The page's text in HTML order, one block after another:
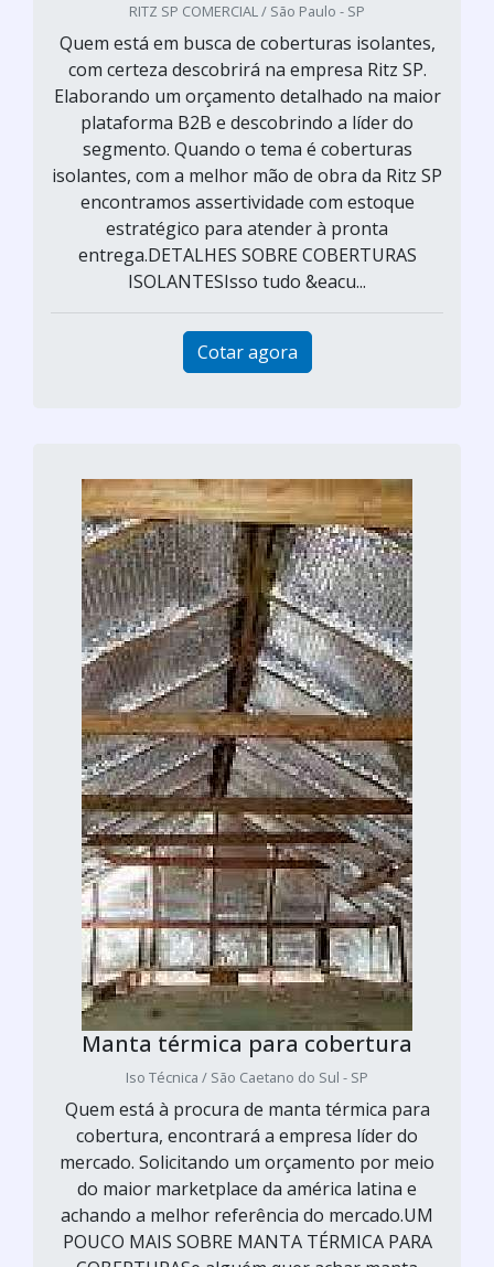
RITZ SP COMERCIAL / São Paulo - SP
Quem está em busca de coberturas isolantes,
com certeza descobrirá na empresa Ritz SP.
Elaborando um orçamento detalhado na maior
plataforma B2B e descobrindo a líder do
segmento. Quando o tema é coberturas
isolantes, com a melhor mão de obra da Ritz SP
encontramos assertividade com estoque
estratégico para atender à pronta
entrega.DETALHES SOBRE COBERTURAS
ISOLANTESIsso tudo &eacu...
Cotar agora
Manta térmica para cobertura
Iso Técnica / São Caetano do Sul - SP
Quem está à procura de manta térmica para
cobertura, encontrará a empresa líder do
mercado. Solicitando um orçamento por meio
do maior marketplace da américa latina e
achando a melhor referência do mercado.UM
POUCO MAIS SOBRE MANTA TÉRMICA PARA